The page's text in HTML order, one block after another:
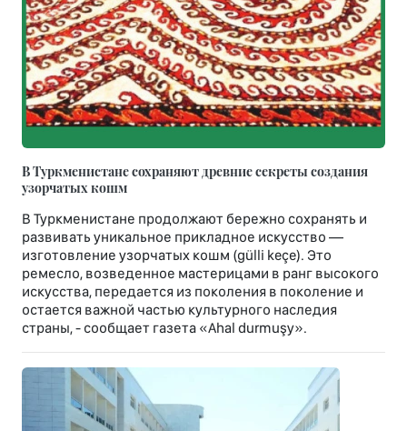
В Туркменистане сохраняют древние секреты создания
узорчатых кошм
В Туркменистане продолжают бережно сохранять и
развивать уникальное прикладное искусство —
изготовление узорчатых кошм (gülli keçe). Это
ремесло, возведенное мастерицами в ранг высокого
искусства, передается из поколения в поколение и
остается важной частью культурного наследия
страны, - сообщает газета «Ahal durmuşy».